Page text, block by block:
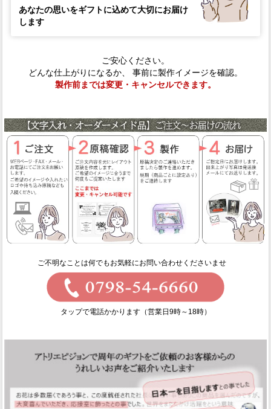
あなたの思いをギフトに込めて大切にお届け
します
ご安心ください。
どんな仕上がりになるか、 事前に製作イメージを確認。
製作前までは変更・キャンセルできます。
ご不明なことは何でもお気軽にお問い合わせくださいませ
タップで電話かかります（営業日9時～18時）